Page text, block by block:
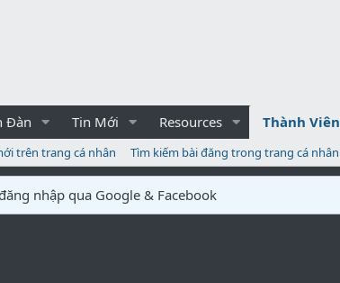
Đàn Tin Mới Resources Thành Viên
trên trang cá nhân Tìm kiếm bài đăng trong trang cá nhân
nhập qua Google & Facebook